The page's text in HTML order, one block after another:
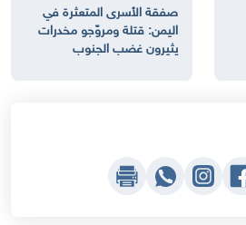
صفقة الأسرى المتعثرة في
اليمن: قتلة ومروّجو مخدرات
يثيرون غضب الجنوب